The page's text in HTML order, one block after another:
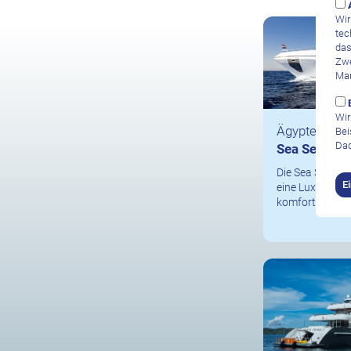
Ägypten
Sea
Die Sea
eine
komfortabel